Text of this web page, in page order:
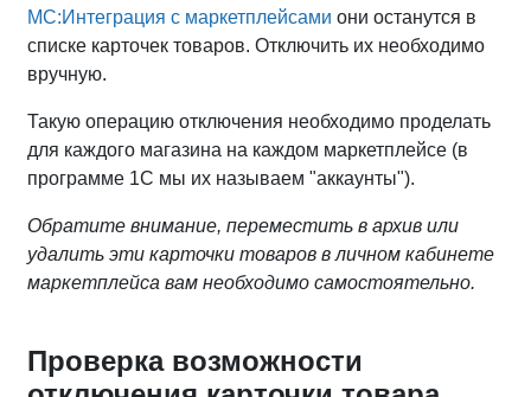
МС:Интеграция с маркетплейсами они останутся в
списке карточек товаров. Отключить их необходимо
вручную.
Такую операцию отключения необходимо проделать
для каждого магазина на каждом маркетплейсе (в
программе 1С мы их называем "аккаунты").
Обратите внимание, переместить в архив или
удалить эти карточки товаров в личном кабинете
маркетплейса вам необходимо самостоятельно.
Проверка возможности